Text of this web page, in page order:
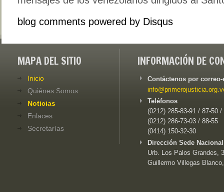
blog comments powered by Disqus
MAPA DEL SITIO
Inicio
Quiénes Somos
Noticias
Enlaces
Secretarías
INFORMACIÓN DE
Contáctenos por
Teléfonos
(0212) 285-83-91 / 87-50 /
(0212) 286-73-03 / 88-55
(0414) 150-32-30
Dirección Sede
Urb. Los Palos Grandes,
Guillermo Villegas